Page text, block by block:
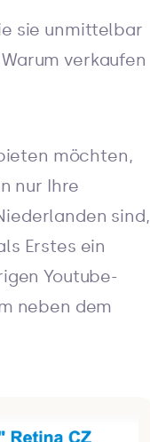
sie unmittelbar
verkaufen
möchten,
nur Ihre
sind,
Erstes ein
Youtube-
neben dem